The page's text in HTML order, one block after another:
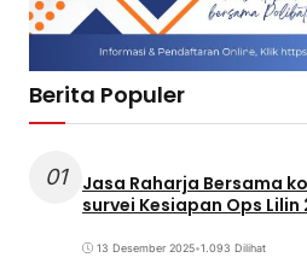
Berita Populer
01
Jasa Raharja Bersama
survei Kesiapan Ops
13 Desember 2025•1.093 Dilihat